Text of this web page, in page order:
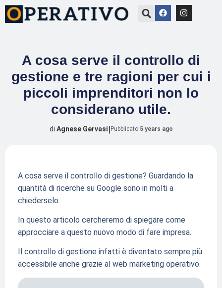
A cosa serve il controllo di
gestione e tre ragioni per cui i
piccoli imprenditori non lo
considerano utile.
di Agnese Gervasi| Pubblicato 5 years ago
A cosa serve il controllo di gestione? Guardando la
quantità di ricerche su Google sono in molti a
chiederselo.
In questo articolo cercheremo di spiegare come
approcciare a questo nuovo modo di fare impresa.
Il controllo di gestione infatti è diventato sempre più
accessibile anche grazie al web marketing operativo.